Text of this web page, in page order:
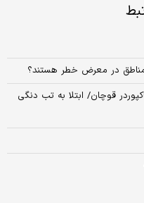
قوچان/ ابتلا به تب دنگی